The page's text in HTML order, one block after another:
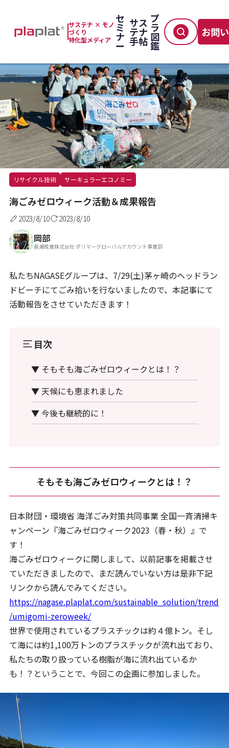
サステナ × モノ
づくり
特化型メディア
セ
ミ
ナ
ー
サス
テナ
手帖
プ
ラ
図
鑑
お問
TOP＞廃棄・分別・回収 ＞海ごみゼロウィーク活動＆成果報告
リサイクル技術 サーキュラーエコノミー
海ごみゼロウィーク活動＆成果報告
2023/8/10 2023/8/10
岡部
長瀬産業株式会社 ポリマーグローバルアカウント事業部
私たちNAGASEグループは、7/29(土)茅ヶ崎のヘッドラン
ドビーチにてごみ拾いを行ないましたので、本記事にて
活動報告をさせていただきます！
目次
▼ そもそも海ごみゼロウィークとは！？
▼ 天候にも恵まれました
▼ 今後も継続的に！
そもそも海ごみゼロウィークとは！？
日本財団・環境省 海洋ごみ対策共同事業 全国一斉清掃キ
ャンペーン『海ごみゼロウィーク2023（春・秋）』で
す！
海ごみゼロウィークに関しまして、以前記事を掲載させ
ていただきましたので、まだ読んでいない方は是非下記
リンクから読んでみてください。
https://nagase.plaplat.com/sustainable_solution/trend
/umigomi-zeroweek/
世界で使用されているプラスチックは約４億トン。そし
て海には約1,100万トンのプラスチックが流れ出ており、
私たちの取り扱っている樹脂が海に流れ出ているか
も！？ということで、今回この企画に参加しました。